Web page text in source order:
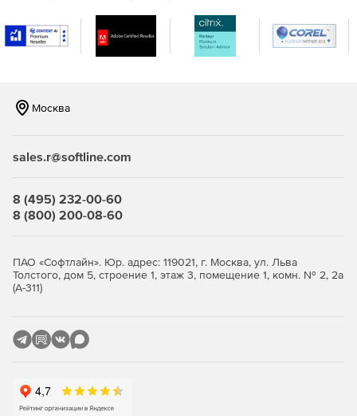
Москва
sales.r@softline.com
8 (495) 232-00-60
8 (800) 200-08-60
ПАО «Софтлайн». Юр. адрес: 119021, г. Москва, ул. Льва
Толстого, дом 5, строение 1, этаж 3, помещение 1, комн. № 2, 2а
(А-311)